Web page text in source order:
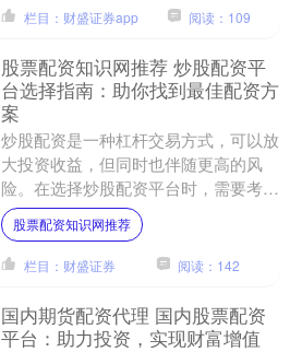
栏目：财盛证券app 阅读：109
股票配资知识网推荐 炒股配资平
台选择指南：助你找到最佳配资方
案
炒股配资是一种杠杆交易方式，可以放
大投资收益，但同时也伴随更高的风
险。在选择炒股配资平台时，需要考虑
以下关键因素： 1. 平台信誉和资质：
选择一个有良好信誉和合....
股票配资知识网推荐
栏目：财盛证券 阅读：142
国内期货配资代理 国内股票配资
平台：助力投资，实现财富增值